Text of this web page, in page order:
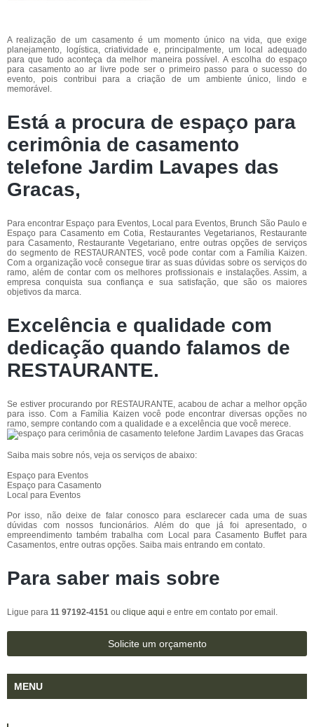
A realização de um casamento é um momento único na vida, que exige
planejamento, logística, criatividade e, principalmente, um local adequado
para que tudo aconteça da melhor maneira possível. A escolha do espaço
para casamento ao ar livre pode ser o primeiro passo para o sucesso do
evento, pois contribui para a criação de um ambiente único, lindo e
memorável.
Está a procura de espaço para
cerimônia de casamento
telefone Jardim Lavapes das
Gracas,
Para encontrar Espaço para Eventos, Local para Eventos, Brunch São Paulo e
Espaço para Casamento em Cotia, Restaurantes Vegetarianos, Restaurante
para Casamento, Restaurante Vegetariano, entre outras opções de serviços
do segmento de RESTAURANTES, você pode contar com a Família Kaizen.
Com a organização você consegue tirar as suas dúvidas sobre os serviços do
ramo, além de contar com os melhores profissionais e instalações. Assim, a
empresa conquista sua confiança e sua satisfação, que são os maiores
objetivos da marca.
Excelência e qualidade com
dedicação quando falamos de
RESTAURANTE.
Se estiver procurando por RESTAURANTE, acabou de achar a melhor opção
para isso. Com a Família Kaizen você pode encontrar diversas opções no
ramo, sempre contando com a qualidade e a excelência que você merece.
Saiba mais sobre nós, veja os serviços de abaixo:
Espaço para Eventos
Espaço para Casamento
Local para Eventos
Por isso, não deixe de falar conosco para esclarecer cada uma de suas
dúvidas com nossos funcionários. Além do que já foi apresentado, o
empreendimento também trabalha com Local para Casamento Buffet para
Casamentos, entre outras opções. Saiba mais entrando em contato.
Para saber mais sobre
Ligue para 11 97192-4151 ou clique aqui e entre em contato por email.
Solicite um orçamento
MENU